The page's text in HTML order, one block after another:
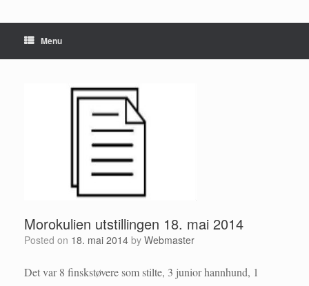
Menu
Morokulien utstillingen 18. mai 2014
Posted on 18. mai 2014 by Webmaster
Det var 8 finskstøvere som stilte, 3 junior hannhund, 1